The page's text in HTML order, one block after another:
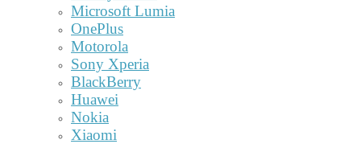
Microsoft Lumia
OnePlus
Motorola
Sony Xperia
BlackBerry
Huawei
Nokia
Xiaomi